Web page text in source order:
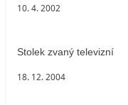
10. 4. 2002
Stolek zvaný televizní
18. 12. 2004